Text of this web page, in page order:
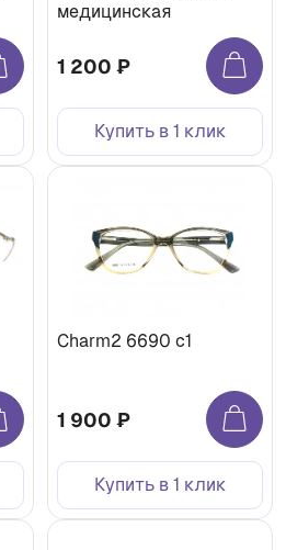
медицинская
1 200 ₽
Купить в 1 клик
Charm2 6690 c1
1 900 ₽
Купить в 1 клик